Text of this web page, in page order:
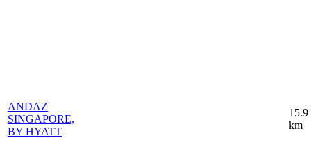
ANDAZ
SINGAPORE,
BY HYATT
15.9
km